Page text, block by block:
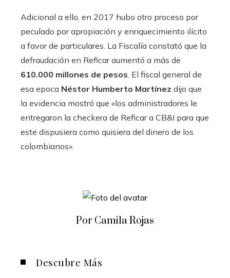
Adicional a ello, en 2017 hubo otro proceso por
peculado por apropiación y enriquecimiento ilícito
a favor de particulares. La Fiscalía constató que la
defraudación en Reficar aumentó a más de
610.000 millones de pesos . El fiscal general de
esa epoca Néstor Humberto Martínez dijo que
la evidencia mostró que «los administradores le
entregaron la checkera de Reficar a CB&I para que
este dispusiera como quisiera del dinero de los
colombianos».
Por Camila Rojas
Descubre Más